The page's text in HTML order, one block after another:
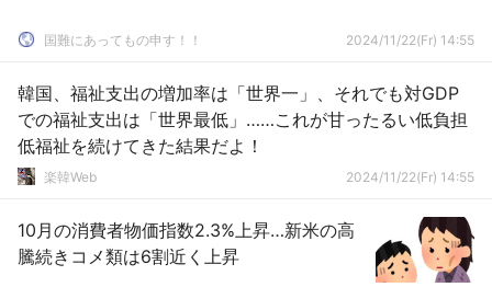
国難にあってもの申す！！ 2024/11/22(Fr) 14:55
韓国、福祉支出の増加率は「世界一」、それでも対GDP
での福祉支出は「世界最低」……これが甘ったるい低負担
低福祉を続けてきた結果だよ！
楽韓Web 2024/11/22(Fr) 14:55
10月の消費者物価指数2.3%上昇…新米の高
騰続きコメ類は6割近く上昇